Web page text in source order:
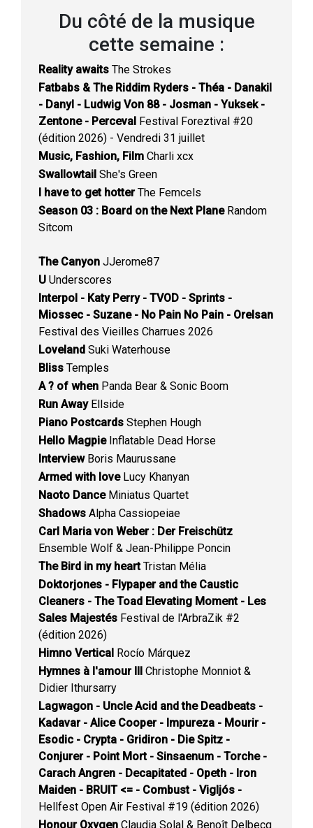
Du côté de la musique
cette semaine :
Reality awaits The Strokes
Fatbabs & The Riddim Ryders - Théa - Danakil
- Danyl - Ludwig Von 88 - Josman - Yuksek -
Zentone - Perceval Festival Foreztival #20
(édition 2026) - Vendredi 31 juillet
Music, Fashion, Film Charli xcx
Swallowtail She's Green
I have to get hotterThe Femcels
Season 03 : Board on the Next PlaneRandom
Sitcom
The Canyon JJerome87
U Underscores
Interpol - Katy Perry - TVOD - Sprints -
Miossec - Suzane - No Pain No Pain - Orelsan
Festival des Vieilles Charrues 2026
Loveland Suki Waterhouse
Bliss Temples
A ? of when Panda Bear & Sonic Boom
Run AwayEllside
Piano Postcards Stephen Hough
Hello MagpieInflatable Dead Horse
InterviewBoris Maurussane
Armed with loveLucy Khanyan
Naoto DanceMiniatus Quartet
Shadows Alpha Cassiopeiae
Carl Maria von Weber : Der Freischütz
Ensemble Wolf & Jean-Philippe Poncin
The Bird in my heartTristan Mélia
Doktorjones - Flypaper and the Caustic
Cleaners - The Toad Elevating Moment - Les
Sales Majestés Festival de l'ArbraZik #2
(édition 2026)
Himno Vertical Rocío Márquez
Hymnes à l'amour III Christophe Monniot &
Didier Ithursarry
Lagwagon - Uncle Acid and the Deadbeats -
Kadavar - Alice Cooper - Impureza - Mourir -
Esodic - Crypta - Gridiron - Die Spitz -
Conjurer - Point Mort - Sinsaenum - Torche -
Carach Angren - Decapitated - Opeth - Iron
Maiden - BRUIT <= - Combust - Vigljós -
Hellfest Open Air Festival #19 (édition 2026)
Honour Oxygen Claudia Solal & Benoît Delbecq